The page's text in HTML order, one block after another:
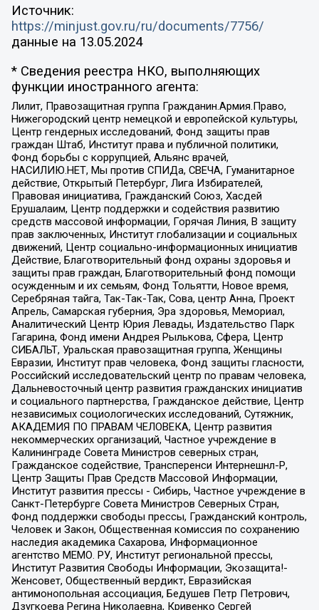
Источник:
https://minjust.gov.ru/ru/documents/7756/
данные на 13.05.2024
* Сведения реестра НКО, выполняющих
функции иностранного агента:
Лилит, Правозащитная группа Гражданин.Армия.Право,
Нижегородский центр немецкой и европейской культуры,
Центр гендерных исследований, Фонд защиты прав
граждан Штаб, Институт права и публичной политики,
Фонд борьбы с коррупцией, Альянс врачей,
НАСИЛИЮ.НЕТ, Мы против СПИДа, СВЕЧА, Гуманитарное
действие, Открытый Петербург, Лига Избирателей,
Правовая инициатива, Гражданский Союз, Хасдей
Ерушалаим, Центр поддержки и содействия развитию
средств массовой информации, Горячая Линия, В защиту
прав заключенных, Институт глобализации и социальных
движений, Центр социально-информационных инициатив
Действие, Благотворительный фонд охраны здоровья и
защиты прав граждан, Благотворительный фонд помощи
осужденным и их семьям, Фонд Тольятти, Новое время,
Серебряная тайга, Так-Так-Так, Сова, центр Анна, Проект
Апрель, Самарская губерния, Эра здоровья, Мемориал,
Аналитический Центр Юрия Левады, Издательство Парк
Гагарина, Фонд имени Андрея Рылькова, Сфера, Центр
СИБАЛЬТ, Уральская правозащитная группа, Женщины
Евразии, Институт прав человека, Фонд защиты гласности,
Российский исследовательский центр по правам человека,
Дальневосточный центр развития гражданских инициатив
и социального партнерства, Гражданское действие, Центр
независимых социологических исследований, Сутяжник,
АКАДЕМИЯ ПО ПРАВАМ ЧЕЛОВЕКА, Центр развития
некоммерческих организаций, Частное учреждение в
Калининграде Совета Министров северных стран,
Гражданское содействие, Трансперенси Интернешнл-Р,
Центр Защиты Прав Средств Массовой Информации,
Институт развития прессы - Сибирь, Частное учреждение в
Санкт-Петербурге Совета Министров Северных Стран,
Фонд поддержки свободы прессы, Гражданский контроль,
Человек и Закон, Общественная комиссия по сохранению
наследия академика Сахарова, Информационное
агентство МЕМО. РУ, Институт региональной прессы,
Институт Развития Свободы Информации, Экозащита!-
Женсовет, Общественный вердикт, Евразийская
антимонопольная ассоциация, Бедушев Петр Петрович,
Дзугкоева Регина Николаевна, Кривенко Сергей